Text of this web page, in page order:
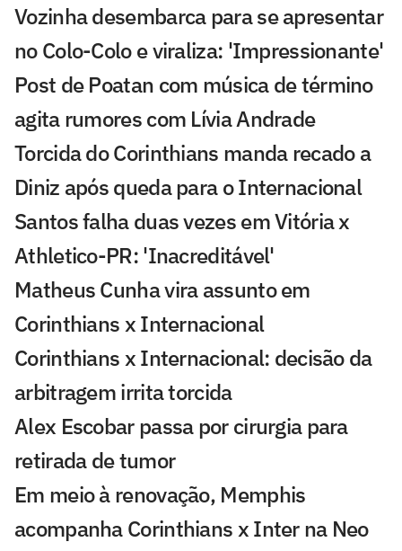
Vozinha desembarca para se apresentar
no Colo-Colo e viraliza: 'Impressionante'
Post de Poatan com música de término
agita rumores com Lívia Andrade
Torcida do Corinthians manda recado a
Diniz após queda para o Internacional
Santos falha duas vezes em Vitória x
Athletico-PR: 'Inacreditável'
Matheus Cunha vira assunto em
Corinthians x Internacional
Corinthians x Internacional: decisão da
arbitragem irrita torcida
Alex Escobar passa por cirurgia para
retirada de tumor
Em meio à renovação, Memphis
acompanha Corinthians x Inter na Neo